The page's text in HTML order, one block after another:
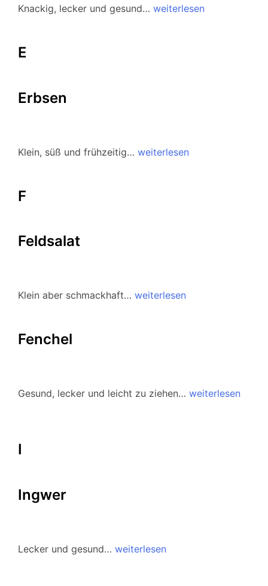
Knackig, lecker und gesund… weiterlesen
E
Erbsen
Klein, süß und frühzeitig… weiterlesen
F
Feldsalat
Klein aber schmackhaft… weiterlesen
Fenchel
Gesund, lecker und leicht zu ziehen… weiterlesen
I
Ingwer
Lecker und gesund… weiterlesen